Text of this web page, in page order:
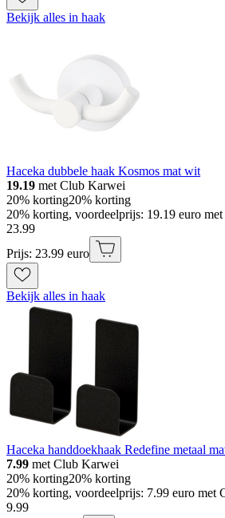
Bekijk alles in haak
Haceka dubbele haak Kosmos mat wit
19.19 met Club Karwei
20% korting20% korting
20% korting, voordeelprijs: 19.19 euro
23.99
Prijs: 23.99 euro
Bekijk alles in haak
Haceka handdoekhaak Redefine metaal
7.99 met Club Karwei
20% korting20% korting
20% korting, voordeelprijs: 7.99 euro met
9.99